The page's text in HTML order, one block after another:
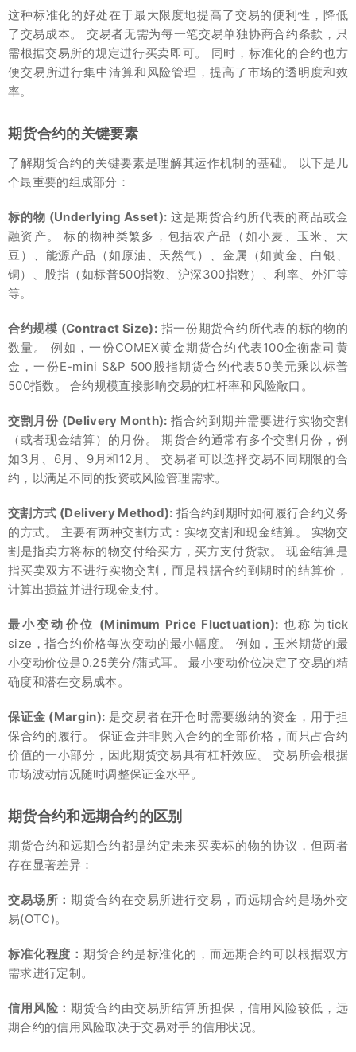
这种标准化的好处在于最大限度地提高了交易的便利性，降低
了交易成本。 交易者无需为每一笔交易单独协商合约条款，只
需根据交易所的规定进行买卖即可。 同时，标准化的合约也方
便交易所进行集中清算和风险管理，提高了市场的透明度和效
率。
期货合约的关键要素
了解期货合约的关键要素是理解其运作机制的基础。 以下是几
个最重要的组成部分：
标的物 (Underlying Asset): 这是期货合约所代表的商品或金
融资产。 标的物种类繁多，包括农产品（如小麦、玉米、大
豆）、能源产品（如原油、天然气）、金属（如黄金、白银、
铜）、股指（如标普500指数、沪深300指数）、利率、外汇等
等。
合约规模 (Contract Size):指一份期货合约所代表的标的物的
数量。 例如，一份COMEX黄金期货合约代表100金衡盎司黄
金，一份E-mini S&P 500股指期货合约代表50美元乘以标普
500指数。 合约规模直接影响交易的杠杆率和风险敞口。
交割月份 (Delivery Month): 指合约到期并需要进行实物交割
（或者现金结算）的月份。 期货合约通常有多个交割月份，例
如3月、6月、9月和12月。 交易者可以选择交易不同期限的合
约，以满足不同的投资或风险管理需求。
交割方式 (Delivery Method): 指合约到期时如何履行合约义务
的方式。 主要有两种交割方式：实物交割和现金结算。 实物交
割是指卖方将标的物交付给买方，买方支付货款。 现金结算是
指买卖双方不进行实物交割，而是根据合约到期时的结算价，
计算出损益并进行现金支付。
最小变动价位 (Minimum Price Fluctuation): 也称为tick
size，指合约价格每次变动的最小幅度。 例如，玉米期货的最
小变动价位是0.25美分/蒲式耳。 最小变动价位决定了交易的精
确度和潜在交易成本。
保证金 (Margin): 是交易者在开仓时需要缴纳的资金，用于担
保合约的履行。 保证金并非购入合约的全部价格，而只占合约
价值的一小部分，因此期货交易具有杠杆效应。 交易所会根据
市场波动情况随时调整保证金水平。
期货合约和远期合约的区别
期货合约和远期合约都是约定未来买卖标的物的协议，但两者
存在显著差异：
交易场所：期货合约在交易所进行交易，而远期合约是场外交
易(OTC)。
标准化程度：期货合约是标准化的，而远期合约可以根据双方
需求进行定制。
信用风险：期货合约由交易所结算所担保，信用风险较低，远
期合约的信用风险取决于交易对手的信用状况。